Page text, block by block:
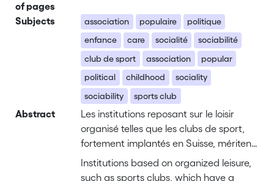
of pages
Subjects association populaire
politique
enfance
care socialité
sociabilité
club de sport
association
popular
political
childhood
sociality
sociability
sports club
Abstract
Les institutions reposant sur le loisir
organisé telles que les clubs de sport,
fortement implantés en Suisse, méritent
une attention, tout particulièrement
dans une perspective de production
Institutions based on organized leisure,
such as sports clubs, which have a